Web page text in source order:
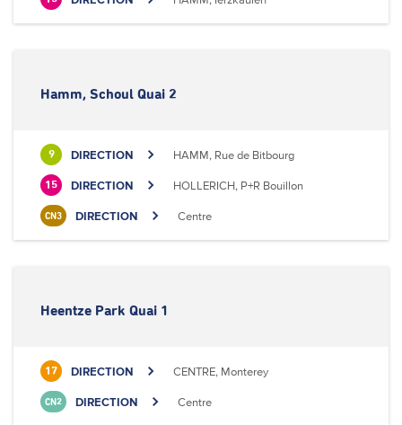
Hamm, Schoul Quai 2
9 DIRECTION HAMM, Rue de Bitbourg
15 DIRECTION HOLLERICH, P+R Bouillon
CN3 DIRECTION Centre
Heentze Park Quai 1
17 DIRECTION CENTRE, Monterey
CN2 DIRECTION Centre